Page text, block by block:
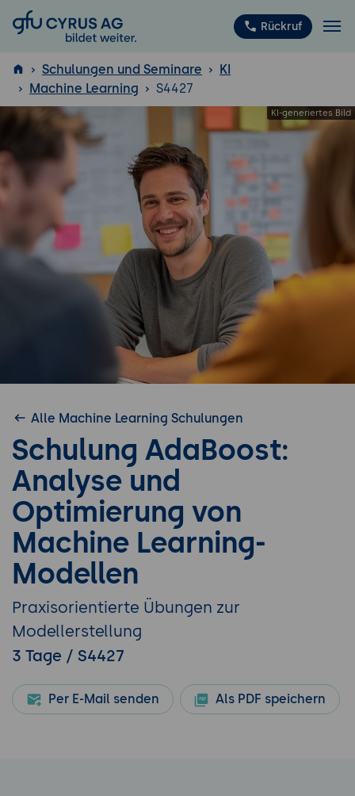
GFU Cyrus AG Rückruf
ISTQB ®
Schulungen und Seminare
KI
Machine Learning
S4427
Alle Machine Learning Schulungen
Schulung AdaBoost:
Analyse und
Optimierung von
Machine Learning-
Modellen
Praxisorientierte Übungen zur
Modellerstellung
3 Tage / S4427
Per E-Mail senden Als PDF speichern